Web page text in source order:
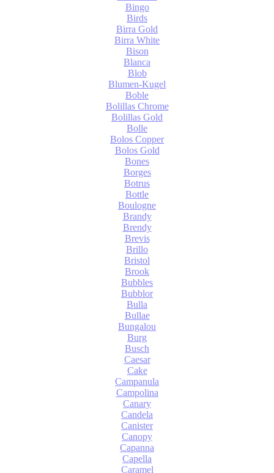
Bingo
Birds
Birra Gold
Birra White
Bison
Blanca
Blob
Blumen-Kugel
Boble
Bolillas Chrome
Bolillas Gold
Bolle
Bolos Copper
Bolos Gold
Bones
Borges
Botrus
Bottle
Boulogne
Brandy
Brendy
Brevis
Brillo
Bristol
Brook
Bubbles
Bubblor
Bulla
Bullae
Bungalou
Burg
Busch
Caesar
Cake
Campanula
Campolina
Canary
Candela
Canister
Canopy
Capanna
Capella
Caramel